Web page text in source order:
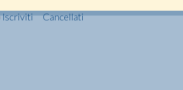
IscrivitiCancellati